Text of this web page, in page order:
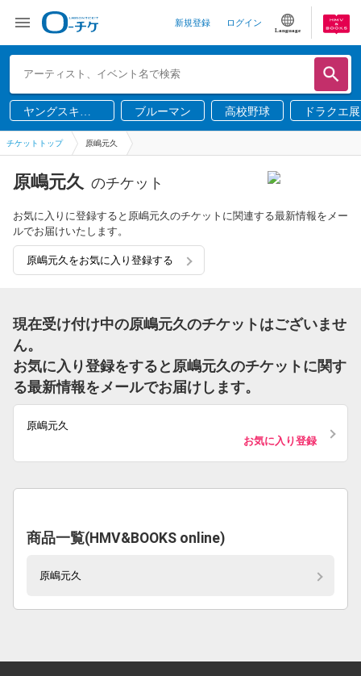
新規登録 ログイン
Language
ヤングスキニ
ー
ブルーマン 高校野球 ドラクエ展
チケットトップ 原嶋元久
原嶋元久 のチケット
お気に入りに登録すると原嶋元久のチケットに関連する最新情報をメー
ルでお届けいたします。
原嶋元久をお気に入り登録する
現在受け付け中の原嶋元久のチケットはございませ
ん。
お気に入り登録をすると原嶋元久のチケットに関す
る最新情報をメールでお届けします。
原嶋元久
お気に入り登録
商品一覧(HMV&BOOKS online)
原嶋元久